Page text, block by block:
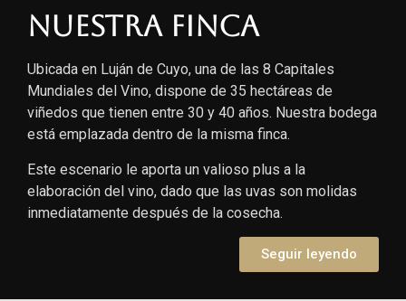
Nuestra finca
Ubicada en Luján de Cuyo, una de las 8 Capitales
Mundiales del Vino, dispone de 35 hectáreas de
viñedos que tienen entre 30 y 40 años. Nuestra bodega
está emplazada dentro de la misma finca.
Este escenario le aporta un valioso plus a la
elaboración del vino, dado que las uvas son molidas
inmediatamente después de la cosecha.
Seguir leyendo